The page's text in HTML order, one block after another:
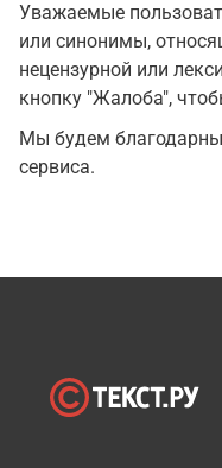
Уважаемые
или синонимы,
нецензурной или
кнопку "Жалоба",
Мы будем
сервиса.